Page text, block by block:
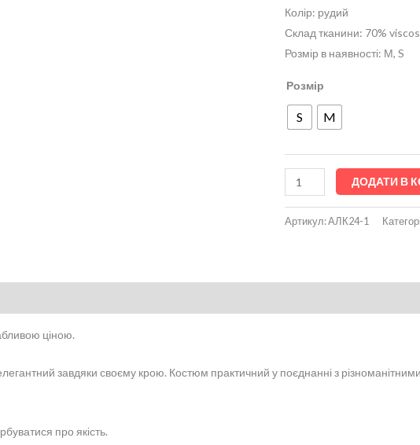
Колір: рудий
Склад тканини: 70%
Розмір в наявності: М, S
Розмір
S M
ДОДАТИ В
Артикул:АЛК24-1
ціною.
завдяки своєму крою. Костюм практичний у поєднанні з
про якість.